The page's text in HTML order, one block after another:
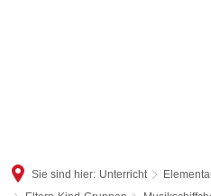
Sie sind hier: Unterricht